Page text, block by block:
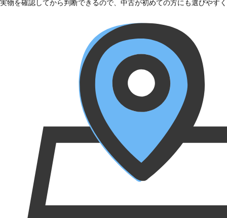
実物を確認してから判断できるので、中古が初めての方にも選びやす